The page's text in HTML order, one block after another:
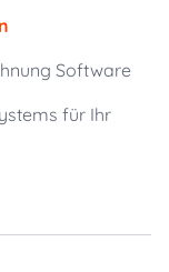
Software
für Ihr